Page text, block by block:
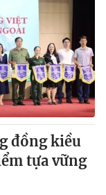
Việt
bằng AI
đồng kiều
tựa vững